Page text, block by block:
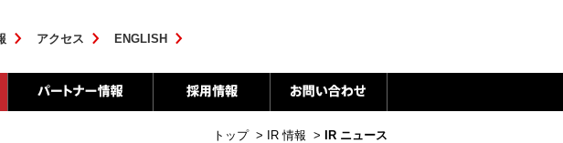
アクセス ENGLISH
トップ > IR 情報 > IR ニュース